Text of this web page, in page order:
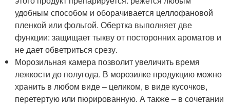
удобным способом и оборачивается целлофановой
пленкой или фольгой. Обертка выполняет две
функции: защищает тыкву от посторонних ароматов и
не дает обветриться срезу.
Морозильная камера позволит увеличить время
лежкости до полугода. В морозилке продукцию можно
хранить в любом виде – целиком, в виде кусочков,
перетертую или пюрированную. А также – в сочетании